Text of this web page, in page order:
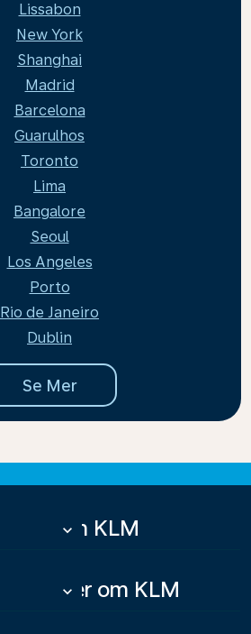
Lissabon
New York
Shanghai
Madrid
Barcelona
Guarulhos
Toronto
Lima
Bangalore
Seoul
Los Angeles
Porto
Rio de Janeiro
Dublin
Se Mer
Om KLM
keyboard_arrow_down
Mer om KLM
keyboard_arrow_down